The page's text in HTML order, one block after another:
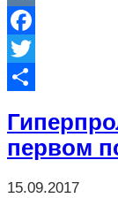
VK
Facebook
Twitter
первом
15.09.2017